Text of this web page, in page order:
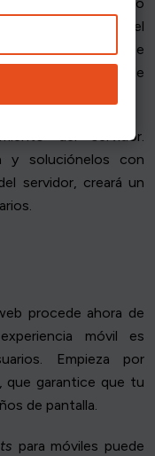
distribuir el tráfico
y ayuda a evitar el
en la nube
a los cambios de
del servidor.
y soluciónelos con
servidor, creará un
procede ahora de
móvil es
Empieza por
, que garantice que tu
de pantalla.
para móviles puede